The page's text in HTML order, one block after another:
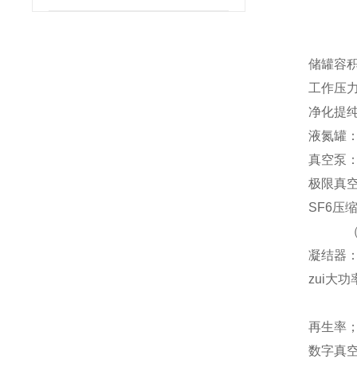
储罐
工作压
净化提
液氮罐
真空泵
极限真
SF6压
（ 或
凝结器
zui大
再生率
数字